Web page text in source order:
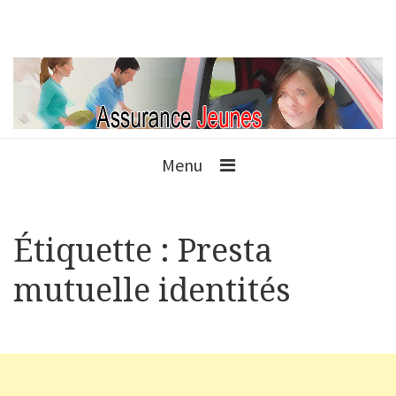
Menu
Étiquette : Presta
mutuelle identités